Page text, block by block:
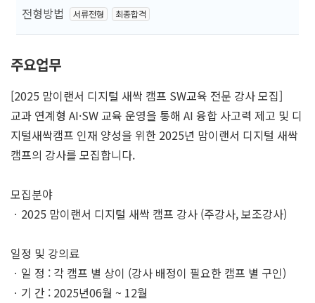
전형방법 서류전형 최종합격
주요업무
[2025 맘이랜서 디지털 새싹 캠프 SW교육 전문 강사 모집]
교과 연계형 AI·SW 교육 운영을 통해 AI 융합 사고력 제고 및 디
지털새싹캠프 인재 양성을 위한 2025년 맘이랜서 디지털 새싹
캠프의 강사를 모집합니다.
모집분야
ㆍ2025 맘이랜서 디지털 새싹 캠프 강사 (주강사, 보조강사)
일정 및 강의료
ㆍ일 정 : 각 캠프 별 상이 (강사 배정이 필요한 캠프 별 구인)
ㆍ기 간 : 2025년06월 ~ 12월